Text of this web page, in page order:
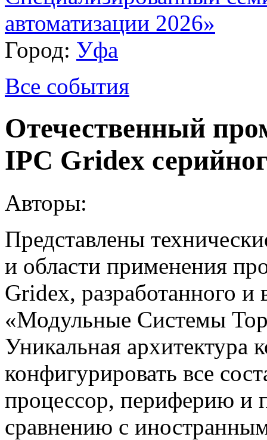
автоматизации 2026»
Город: Уфа
Все события
Отечественный
IPC Gridex
Авторы:
Представлены
и области применения
Gridex, разработанного
«Модульные Системы
Уникальная архитектура
конфигурировать все
процессор, периферию и
сравнению с